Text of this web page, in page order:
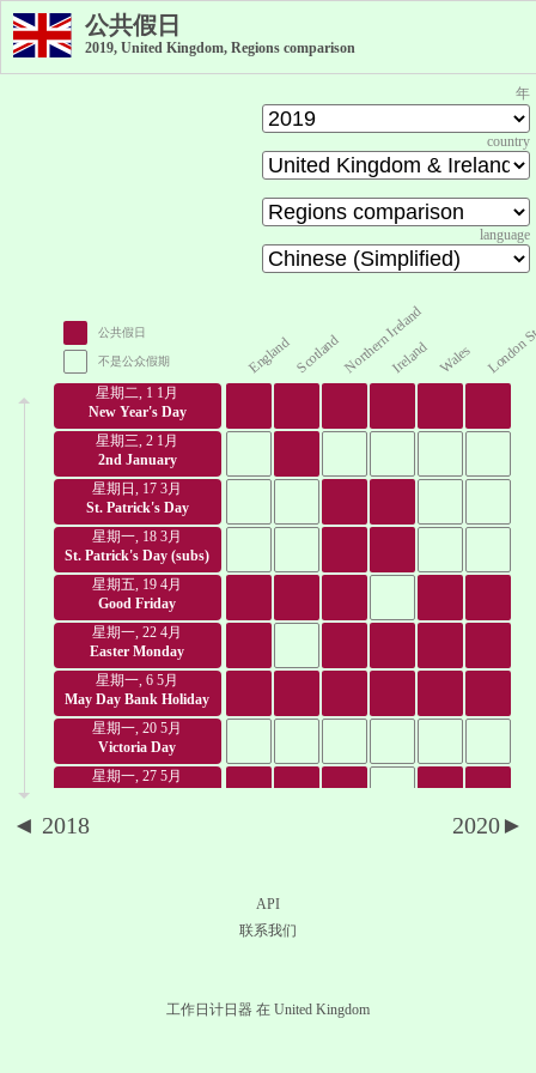
公共假日
2019, United Kingdom, Regions comparison
年
country
language
公共假日
不是公众假期 EnglandScotland Northern Ireland
Ireland Wales
星期二, 1 1月
New Year's Day
星期三, 2 1月
2nd January
星期日, 17 3月
St. Patrick's Day
星期一, 18 3月
St. Patrick's Day (subs)
星期五, 19 4月
Good Friday
星期一, 22 4月
Easter Monday
星期一, 6 5月
May Day Bank Holiday
星期一, 20 5月
Victoria Day
星期一, 27 5月
星期一, 28 10月
◄ 2018 2020►
API
联系我们
工作日计日器 在 United Kingdom